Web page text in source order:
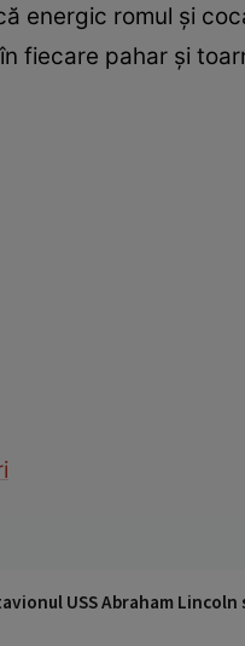
energic romul şi
fiecare pahar şi
USS Abraham